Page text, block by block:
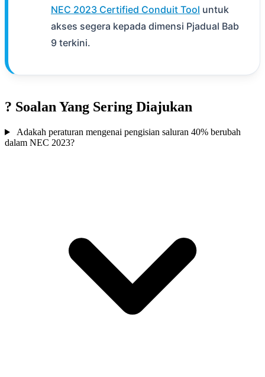
NEC 2023 Certified Conduit Tool untuk
akses segera kepada dimensi Pjadual Bab
9 terkini.
? Soalan Yang Sering Diajukan
Adakah peraturan mengenai pengisian saluran 40% berubah
dalam NEC 2023?